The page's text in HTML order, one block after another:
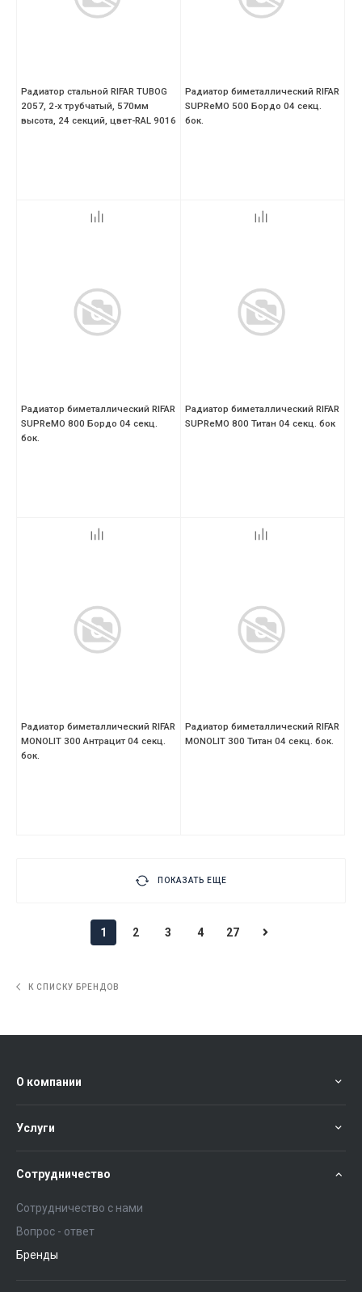
Радиатор стальной RIFAR TUBOG
2057, 2-х трубчатый, 570мм
высота, 24 секций, цвет-RAL 9016
Радиатор биметаллический RIFAR
SUPReMO 500 Бордо 04 секц.
бок.
Радиатор биметаллический RIFAR
SUPReMO 800 Бордо 04 секц.
бок.
Радиатор биметаллический RIFAR
SUPReMO 800 Титан 04 секц. бок
Радиатор биметаллический RIFAR
MONOLIT 300 Антрацит 04 секц.
бок.
Радиатор биметаллический RIFAR
MONOLIT 300 Титан 04 секц. бок.
ПОКАЗАТЬ ЕЩЕ
1 2 3 4 27
К СПИСКУ БРЕНДОВ
О компании
Услуги
Сотрудничество
Сотрудничество с нами
Вопрос - ответ
Бренды